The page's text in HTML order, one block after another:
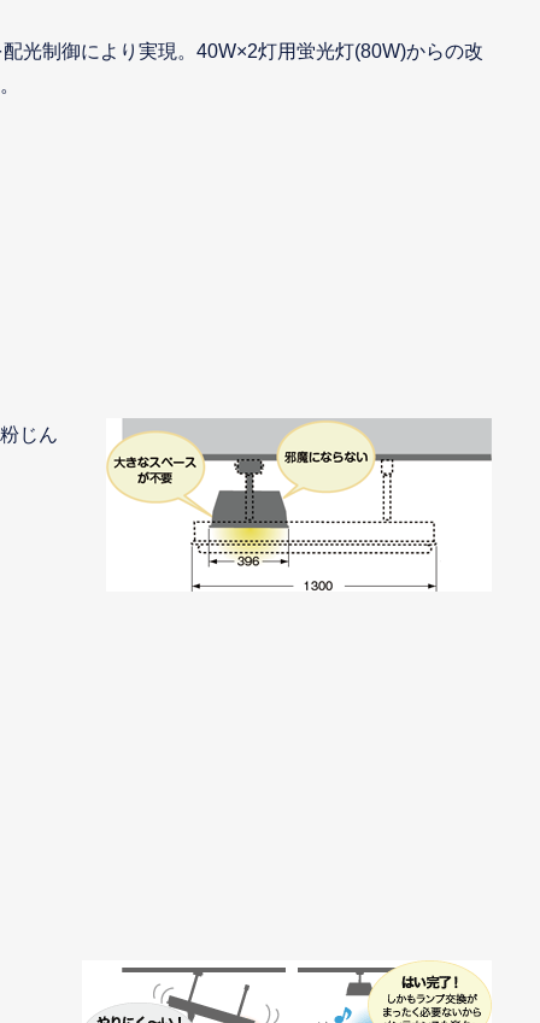
光制御により実現。40W×2灯用蛍光灯(80W)からの改
じん